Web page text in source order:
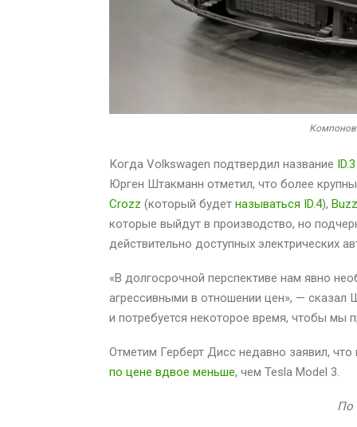
Когда Volkswagen подтвердил название ID.3
Юрген Штакманн отметил, что более
Crozz (который будет называться ID.4), Buzz
которые выйдут в производство, но
действительно доступных электрических
«В долгосрочной перспективе нам явно
агрессивными в отношении цен», — сказал
и потребуется некоторое время, чтобы мы
Отметим Герберт Дисс недавно заявил,
по цене вдвое меньше, чем Tesla Model 3.
По